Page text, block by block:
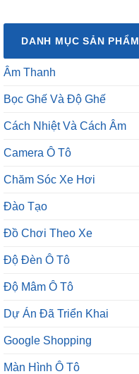
DANH MỤC SẢN PHẨM
Âm Thanh
Bọc Ghế Và Độ Ghế
Cách Nhiệt Và Cách Âm
Camera Ô Tô
Chăm Sóc Xe Hơi
Đào Tạo
Đồ Chơi Theo Xe
Độ Đèn Ô Tô
Độ Mâm Ô Tô
Dự Án Đã Triển Khai
Google Shopping
Màn Hình Ô Tô